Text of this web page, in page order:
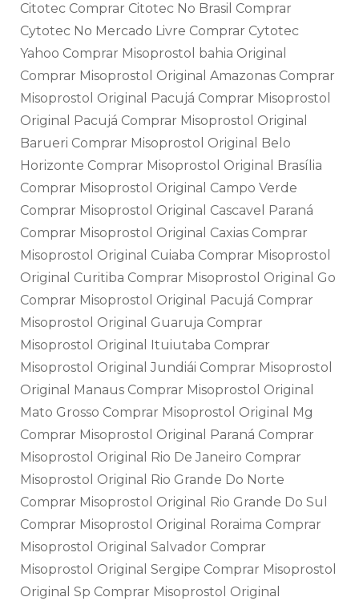
Citotec Comprar Citotec No Brasil Comprar
Cytotec No Mercado Livre Comprar Cytotec
Yahoo Comprar Misoprostol bahia Original
Comprar Misoprostol Original Amazonas Comprar
Misoprostol Original Pacujá Comprar Misoprostol
Original Pacujá Comprar Misoprostol Original
Barueri Comprar Misoprostol Original Belo
Horizonte Comprar Misoprostol Original Brasília
Comprar Misoprostol Original Campo Verde
Comprar Misoprostol Original Cascavel Paraná
Comprar Misoprostol Original Caxias Comprar
Misoprostol Original Cuiaba Comprar Misoprostol
Original Curitiba Comprar Misoprostol Original Go
Comprar Misoprostol Original Pacujá Comprar
Misoprostol Original Guaruja Comprar
Misoprostol Original Ituiutaba Comprar
Misoprostol Original Jundiái Comprar Misoprostol
Original Manaus Comprar Misoprostol Original
Mato Grosso Comprar Misoprostol Original Mg
Comprar Misoprostol Original Paraná Comprar
Misoprostol Original Rio De Janeiro Comprar
Misoprostol Original Rio Grande Do Norte
Comprar Misoprostol Original Rio Grande Do Sul
Comprar Misoprostol Original Roraima Comprar
Misoprostol Original Salvador Comprar
Misoprostol Original Sergipe Comprar Misoprostol
Original Sp Comprar Misoprostol Original